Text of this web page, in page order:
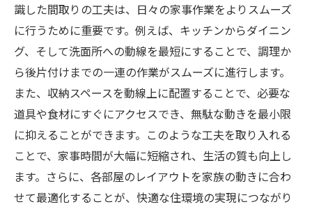
識した間取りの工夫は、日々の家事作業をよりスムーズ
に行うために重要です。例えば、キッチンからダイニン
グ、そして洗面所への動線を最短にすることで、調理か
ら後片付けまでの一連の作業がスムーズに進行します。
また、収納スペースを動線上に配置することで、必要な
道具や食材にすぐにアクセスでき、無駄な動きを最小限
に抑えることができます。このような工夫を取り入れる
ことで、家事時間が大幅に短縮され、生活の質も向上し
ます。さらに、各部屋のレイアウトを家族の動きに合わ
せて最適化することが、快適な住環境の実現につながり